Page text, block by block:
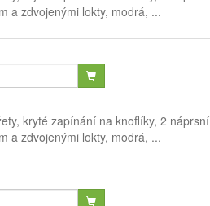
a zdvojenými lokty, modrá, ...
kryté zapínání na knoflíky, 2 náprsní
a zdvojenými lokty, modrá, ...